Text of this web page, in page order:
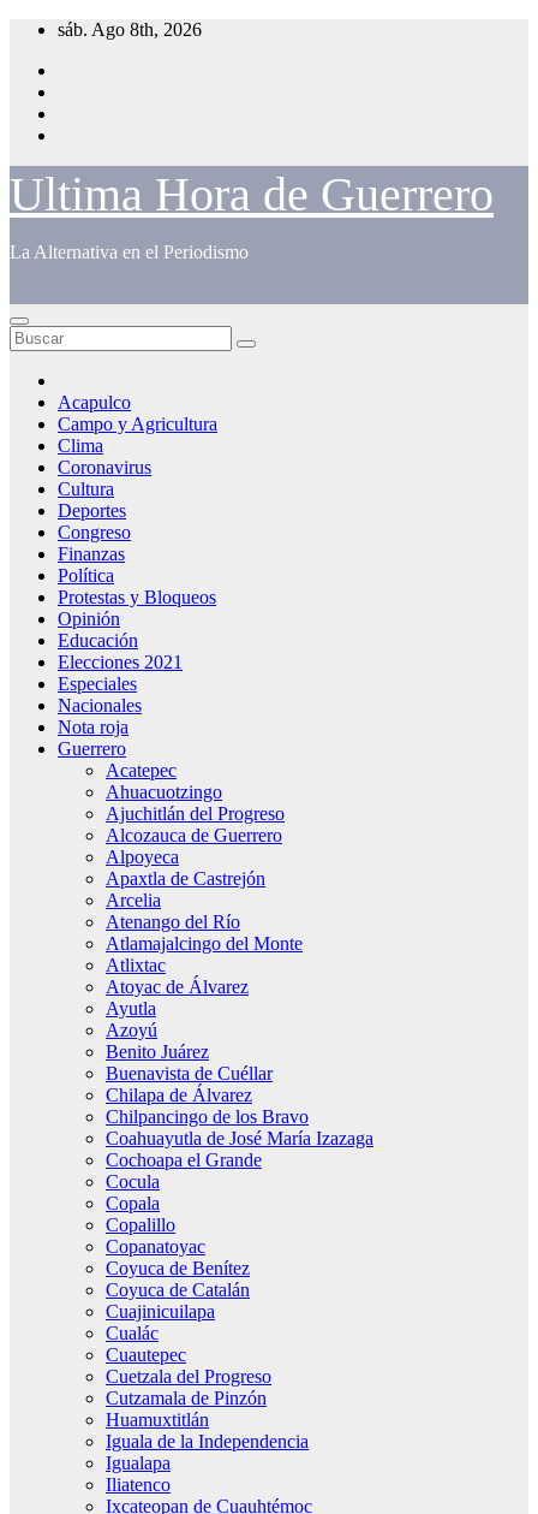
Saltar
contenido
sáb. Ago 8th, 2026
Ultima Hora de Guerrero
La Alternativa en el Periodismo
Acapulco
Campo y Agricultura
Clima
Coronavirus
Cultura
Deportes
Congreso
Finanzas
Política
Protestas y Bloqueos
Opinión
Educación
Elecciones 2021
Especiales
Nacionales
Nota roja
Guerrero
Acatepec
Ahuacuotzingo
Ajuchitlán del Progreso
Alcozauca de Guerrero
Alpoyeca
Apaxtla de Castrejón
Arcelia
Atenango del Río
Atlamajalcingo del Monte
Atlixtac
Atoyac de Álvarez
Ayutla
Azoyú
Benito Juárez
Buenavista de Cuéllar
Chilapa de Álvarez
Chilpancingo de los Bravo
Coahuayutla de José María Izazaga
Cochoapa el Grande
Cocula
Copala
Copalillo
Copanatoyac
Coyuca de Benítez
Coyuca de Catalán
Cuajinicuilapa
Cualác
Cuautepec
Cuetzala del Progreso
Cutzamala de Pinzón
Huamuxtitlán
Iguala de la Independencia
Igualapa
Iliatenco
Ixcateopan de Cuauhtémoc